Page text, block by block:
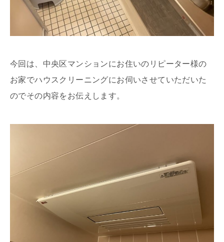
今回は、中央区マンションにお住いのリピーター様の
お家でハウスクリーニングにお伺いさせていただいた
のでその内容をお伝えします。